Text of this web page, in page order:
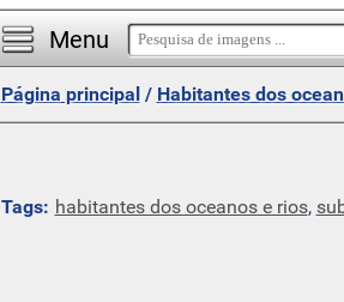
Menu
Página principal/ Habitantes dos
Tags: habitantes dos oceanos e rios,